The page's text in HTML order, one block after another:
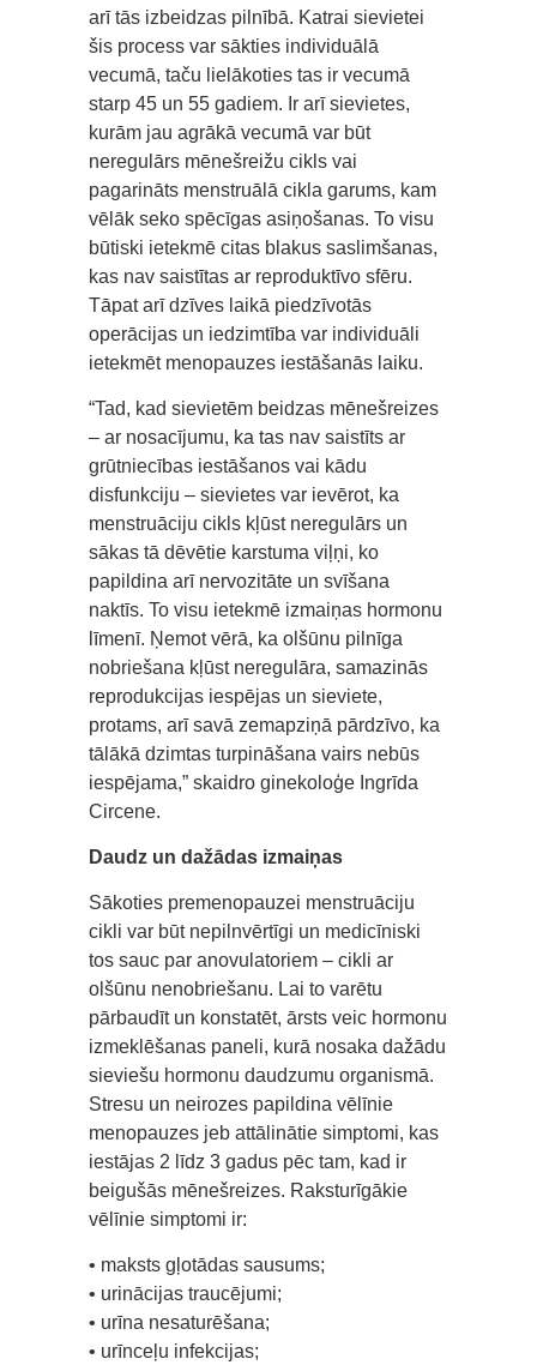
arī tās izbeidzas pilnībā. Katrai sievietei
šis process var sākties individuālā
vecumā, taču lielākoties tas ir vecumā
starp 45 un 55 gadiem. Ir arī sievietes,
kurām jau agrākā vecumā var būt
neregulārs mēnešreižu cikls vai
pagarināts menstruālā cikla garums, kam
vēlāk seko spēcīgas asiņošanas. To visu
būtiski ietekmē citas blakus saslimšanas,
kas nav saistītas ar reproduktīvo sfēru.
Tāpat arī dzīves laikā piedzīvotās
operācijas un iedzimtība var individuāli
ietekmēt menopauzes iestāšanās laiku.
“Tad, kad sievietēm beidzas mēnešreizes
– ar nosacījumu, ka tas nav saistīts ar
grūtniecības iestāšanos vai kādu
disfunkciju – sievietes var ievērot, ka
menstruāciju cikls kļūst neregulārs un
sākas tā dēvētie karstuma viļņi, ko
papildina arī nervozitāte un svīšana
naktīs. To visu ietekmē izmaiņas hormonu
līmenī. Ņemot vērā, ka olšūnu pilnīga
nobriešana kļūst neregulāra, samazinās
reprodukcijas iespējas un sieviete,
protams, arī savā zemapziņā pārdzīvo, ka
tālākā dzimtas turpināšana vairs nebūs
iespējama,” skaidro ginekoloģe Ingrīda
Circene.
Daudz un dažādas izmaiņas
Sākoties premenopauzei menstruāciju
cikli var būt nepilnvērtīgi un medicīniski
tos sauc par anovulatoriem – cikli ar
olšūnu nenobriešanu. Lai to varētu
pārbaudīt un konstatēt, ārsts veic hormonu
izmeklēšanas paneli, kurā nosaka dažādu
sieviešu hormonu daudzumu organismā.
Stresu un neirozes papildina vēlīnie
menopauzes jeb attālinātie simptomi, kas
iestājas 2 līdz 3 gadus pēc tam, kad ir
beigušās mēnešreizes. Raksturīgākie
vēlīnie simptomi ir:
• maksts gļotādas sausums;
• urinācijas traucējumi;
• urīna nesaturēšana;
• urīnceļu infekcijas;